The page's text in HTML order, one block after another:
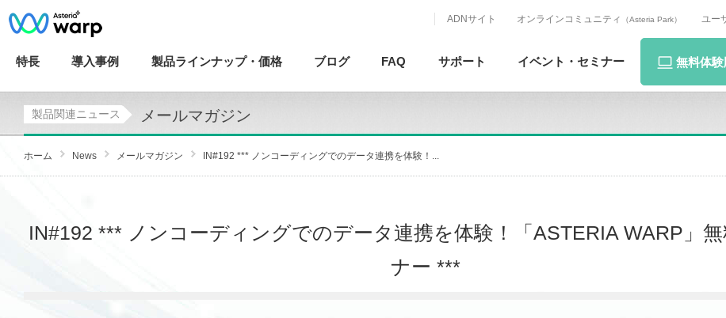
ADNサイト オンラインコミュニティ （Asteria Park） ユー
特長 導入事例 製品ラインナップ・ 価格 ブログ FAQ サポート イベント・ セミナー 無料体験
製品関連ニュース メールマガジン
ホーム News メールマガジン IN#192 *** ノンコーディングでのデータ連携を体験！...
IN#192 *** ノンコーディングでのデータ連携を体験！「ASTERIA WARP」無
ナー ***